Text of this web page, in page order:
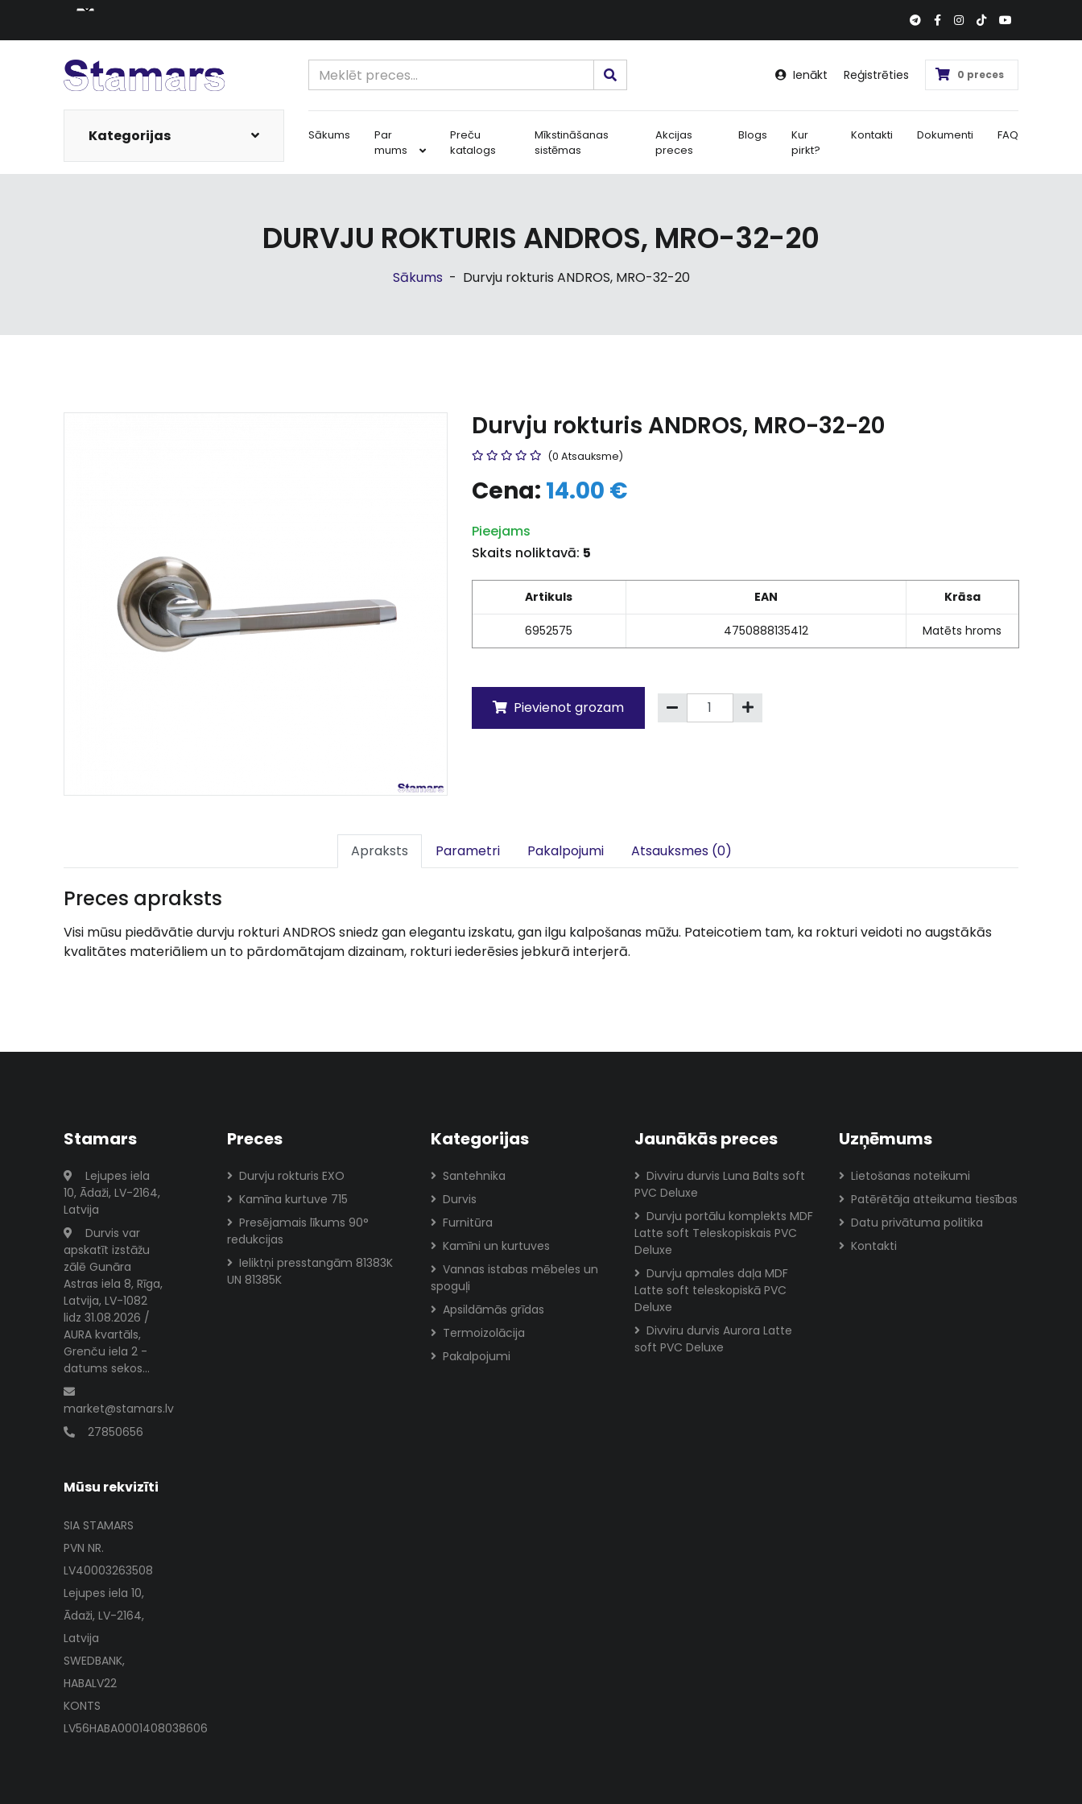
Ienākt Reģistrēties 0 preces
Kategorijas Sākums
Par
mums
Preču
katalogs
Mīkstināšanas
sistēmas
Akcijas
preces
Blogs
Kur
pirkt?
Kontakti Dokumenti FAQ
DURVJU ROKTURIS ANDROS, MRO-32-20
Sākums - Durvju rokturis ANDROS, MRO-32-20
Durvju rokturis ANDROS, MRO-32-20
(0 Atsauksme)
Cena: 14.00 €
Pieejams
Skaits noliktavā: 5
Artikuls EAN Krāsa
6952575 4750888135412 Matēts hroms
Pievienot grozam
Apraksts Parametri Pakalpojumi Atsauksmes (0)
Preces apraksts
Visi mūsu piedāvātie durvju rokturi ANDROS sniedz gan elegantu izskatu, gan ilgu kalpošanas mūžu. Pateicotiem tam, ka rokturi veidoti no augstākās
kvalitātes materiāliem un to pārdomātajam dizainam, rokturi iederēsies jebkurā interjerā.
Stamars
Lejupes iela
10, Ādaži, LV-2164,
Latvija
Durvis var
apskatīt izstāžu
zālē Gunāra
Astras iela 8, Rīga,
Latvija, LV-1082
lidz 31.08.2026 /
AURA kvartāls,
Grenču iela 2 -
datums sekos...
market@stamars.lv
27850656
Mūsu rekvizīti
SIA STAMARS
PVN NR.
LV40003263508
Lejupes iela 10,
Ādaži, LV-2164,
Latvija
SWEDBANK,
HABALV22
KONTS
LV56HABA0001408038606
Preces
Durvju rokturis EXO
Kamīna kurtuve 715
Presējamais līkums 90°
redukcijas
Ieliktņi presstangām 81383K
UN 81385K
Kategorijas
Santehnika
Durvis
Furnitūra
Kamīni un kurtuves
Vannas istabas mēbeles un
spoguļi
Apsildāmās grīdas
Termoizolācija
Pakalpojumi
Jaunākās preces
Divviru durvis Luna Balts soft
PVC Deluxe
Durvju portālu komplekts MDF
Latte soft Teleskopiskais PVC
Deluxe
Durvju apmales daļa MDF
Latte soft teleskopiskā PVC
Deluxe
Divviru durvis Aurora Latte
soft PVC Deluxe
Uzņēmums
Lietošanas noteikumi
Patērētāja atteikuma tiesības
Datu privātuma politika
Kontakti